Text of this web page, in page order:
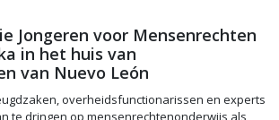
Jongeren voor Mensenrechten
in het huis van
van Nuevo León
overheids­functionarissen en experts
te dringen op mensenrechtenonderwijs als